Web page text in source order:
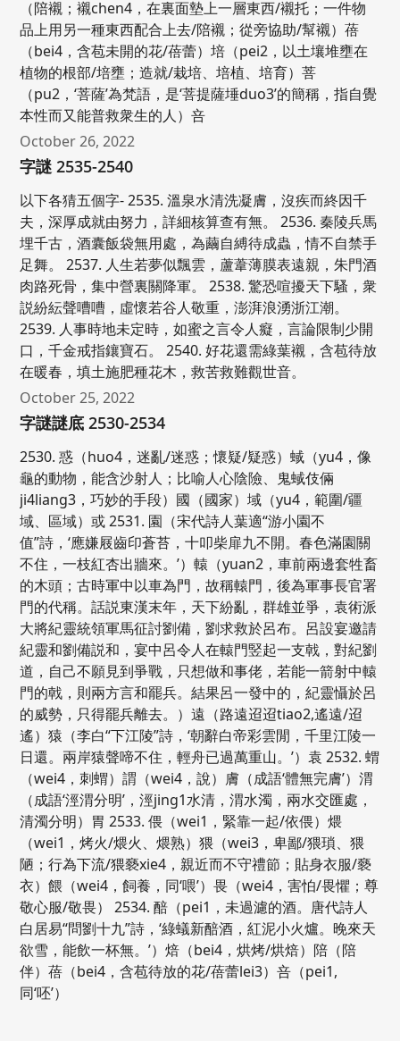
（陪襯；襯chen4，在裏面墊上一層東西/襯托；一件物
品上用另一種東西配合上去/陪襯；從旁協助/幫襯）蓓
（bei4，含苞未開的花/蓓蕾）培（pei2，以土壤堆壅在
植物的根部/培壅；造就/栽培、培植、培育）菩
（pu2，‘菩薩’為梵語，是‘菩提薩埵duo3’的簡稱，指自覺
本性而又能普救衆生的人）咅
October 26, 2022
字謎 2535-2540
以下各猜五個字- 2535. 溫泉水清洗凝膚，沒疾而終因千
夫，深厚成就由努力，詳細核算查有無。 2536. 秦陵兵馬
埋千古，酒囊飯袋無用處，為繭自縛待成蟲，情不自禁手
足舞。 2537. 人生若夢似飄雲，蘆葦薄膜表遠親，朱門酒
肉路死骨，集中營裏關降軍。 2538. 驚恐喧擾天下騷，衆
説紛紜聲嘈嘈，虛懷若谷人敬重，澎湃浪湧浙江潮。
2539. 人事時地未定時，如蜜之言令人癡，言論限制少開
口，千金戒指鑲寶石。 2540. 好花還需綠葉襯，含苞待放
在暖春，填土施肥種花木，救苦救難觀世音。
October 25, 2022
字謎謎底 2530-2534
2530. 惑（huo4，迷亂/迷惑；懷疑/疑惑）蜮（yu4，像
龜的動物，能含沙射人；比喻人心陰險、鬼蜮伎倆
ji4liang3，巧妙的手段）國（國家）域（yu4，範圍/疆
域、區域）或 2531. 園（宋代詩人葉適“游小園不
值”詩，‘應嫌屐齒印蒼苔，十叩柴扉九不開。春色滿園關
不住，一枝紅杏出牆來。’）轅（yuan2，車前兩邊套牲畜
的木頭；古時軍中以車為門，故稱轅門，後為軍事長官署
門的代稱。話説東漢末年，天下紛亂，群雄並爭，袁術派
大將紀靈統領軍馬征討劉備，劉求救於呂布。呂設宴邀請
紀靈和劉備説和，宴中呂令人在轅門竪起一支戟，對紀劉
道，自己不願見到爭戰，只想做和事佬，若能一箭射中轅
門的戟，則兩方言和罷兵。結果呂一發中的，紀靈懾於呂
的威勢，只得罷兵離去。）遠（路遠迢迢tiao2,遙遠/迢
遙）猿（李白“下江陵”詩，‘朝辭白帝彩雲閒，千里江陵一
日還。兩岸猿聲啼不住，輕舟已過萬重山。’）袁 2532. 蝟
（wei4，刺蝟）謂（wei4，說）膚（成語‘體無完膚’）渭
（成語‘涇渭分明’，涇jing1水清，渭水濁，兩水交匯處，
清濁分明）胃 2533. 偎（wei1，緊靠一起/依偎）煨
（wei1，烤火/煨火、煨熟）猥（wei3，卑鄙/猥瑣、猥
陋；行為下流/猥褻xie4，親近而不守禮節；貼身衣服/褻
衣）餵（wei4，飼養，同‘喂’）畏（wei4，害怕/畏懼；尊
敬心服/敬畏） 2534. 醅（pei1，未過濾的酒。唐代詩人
白居易“問劉十九”詩，‘綠蟻新醅酒，紅泥小火爐。晚來天
欲雪，能飲一杯無。’）焙（bei4，烘烤/烘焙）陪（陪
伴）蓓（bei4，含苞待放的花/蓓蕾lei3）咅（pei1,
同‘呸’）